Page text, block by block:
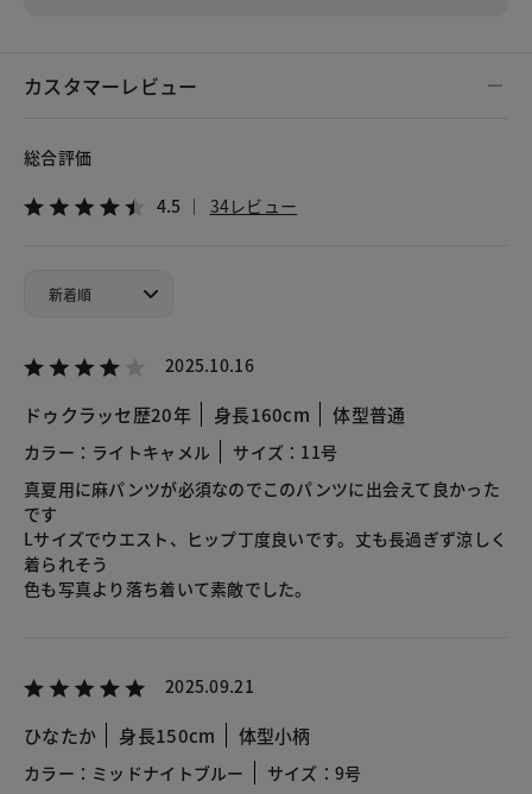
カスタマーレビュー
総合評価
4.5 34レビュー
2025.10.16
ドゥクラッセ歴20年 身長160cm 体型普通
カラー：ライトキャメル
サイズ：11号
真夏用に麻パンツが必須なのでこのパンツに出会えて良かった
です
Lサイズでウエスト、ヒップ丁度良いです。丈も長過ぎず涼しく
着られそう
色も写真より落ち着いて素敵でした。
2025.09.21
ひなたか 身長150cm 体型小柄
カラー：ミッドナイトブルー サイズ：9号